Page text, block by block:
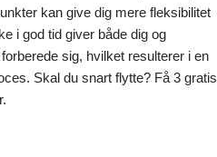
kan give dig mere fleksibilitet
i god tid giver både dig og
sig, hvilket resulterer i en
Skal du snart flytte? Få 3 gratis